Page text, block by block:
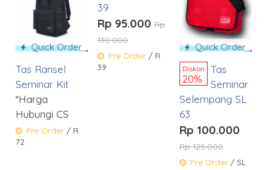
Quick Order
Tas Ransel
Seminar Kit
*Harga
Hubungi CS
Pre Order / R
72
39
Rp 95.000 Rp
130.000
Pre Order / R
39
Quick Order
Diskon
20%
Tas
Seminar
Selempang SL
63
Rp 100.000
Rp 125.000
Pre Order / SL